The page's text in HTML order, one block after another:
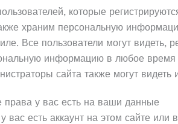
которые
храним персональную
Все пользователи могут видеть,
информацию в любое время
сайта также могут
права у вас есть на ваши данные
вас есть аккаунт на этом сайте